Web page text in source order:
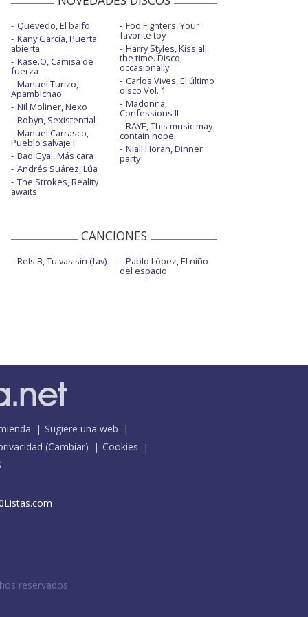
Quevedo, El baifo
Kany García, Puerta
abierta
Kase.O, Camisa de
fuerza
Manuel Turizo,
Apambichao
Nil Moliner, Nexo
Robyn, Sexistential
Manuel Carrasco,
Pueblo salvaje I
Bad Gyal, Más cara
Andrés Suárez, Lúa
The Strokes, Reality
awaits
Foo Fighters, Your
favorite toy
Harry Styles, Kiss all
the time. Disco,
occasionally.
Carlos Vives, El último
disco Vol. 1
Madonna,
Confessions II
RAYE, This music may
contain hope.
Niall Horan, Dinner
party
CANCIONES
Rels B, Tu vas sin (fav) Pablo López, El niño
del espacio
Sugiere una web
(Cambiar)
Cookies
reservados